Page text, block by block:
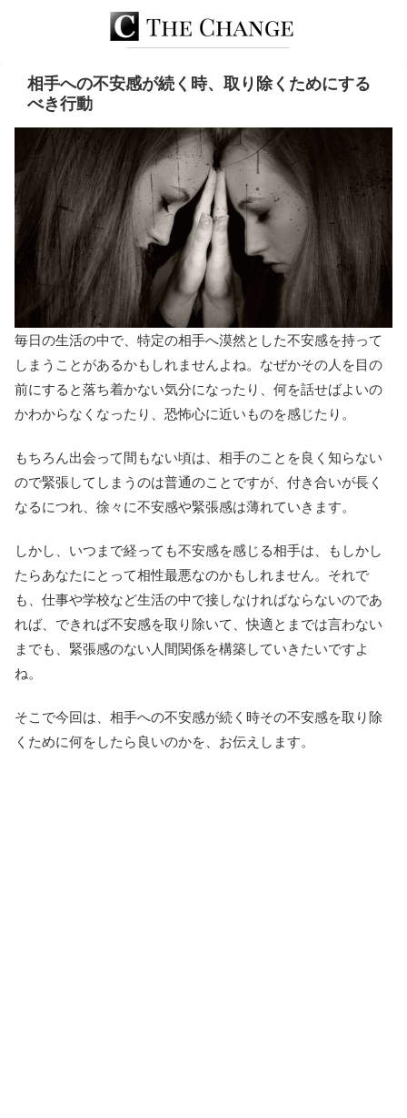
相手への不安感が続く時、取り除くためにする
べき行動
毎日の生活の中で、特定の相手へ漠然とした不安感を持って
しまうことがあるかもしれませんよね。なぜかその人を目の
前にすると落ち着かない気分になったり、何を話せばよいの
かわからなくなったり、恐怖心に近いものを感じたり。
もちろん出会って間もない頃は、相手のことを良く知らない
ので緊張してしまうのは普通のことですが、付き合いが長く
なるにつれ、徐々に不安感や緊張感は薄れていきます。
しかし、いつまで経っても不安感を感じる相手は、もしかし
たらあなたにとって相性最悪なのかもしれません。それで
も、仕事や学校など生活の中で接しなければならないのであ
れば、できれば不安感を取り除いて、快適とまでは言わない
までも、緊張感のない人間関係を構築していきたいですよ
ね。
そこで今回は、相手への不安感が続く時その不安感を取り除
くために何をしたら良いのかを、お伝えします。